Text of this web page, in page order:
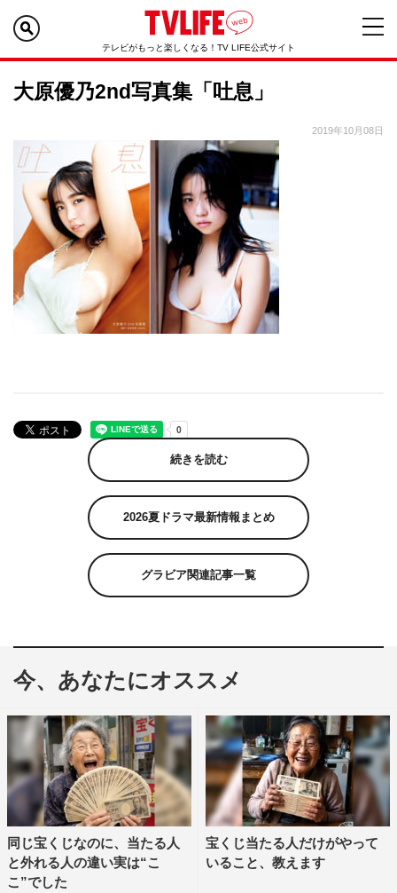
テレビがもっと楽しくなる！TV LIFE公式サイト
大原優乃2nd写真集「吐息」
2019年10月08日
続きを読む
2026夏ドラマ最新情報まとめ
グラビア関連記事一覧
今、あなたにオススメ
同じ宝くじなのに、当たる人
と外れる人の違い実は“こ
こ”でした
宝くじ当たる人だけがやって
いること、教えます